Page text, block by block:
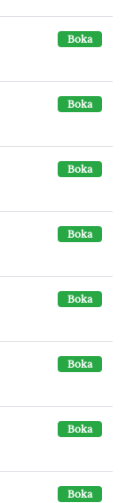
Boka
Boka
Boka
Boka
Boka
Boka
Boka
Boka